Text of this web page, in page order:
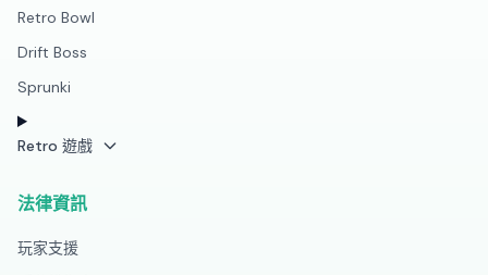
Retro Bowl
Drift Boss
Sprunki
Retro 遊戲
法律資訊
玩家支援